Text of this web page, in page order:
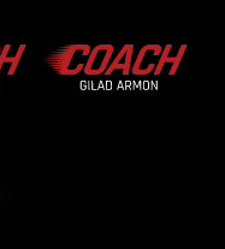
על כפתור
הסגירה